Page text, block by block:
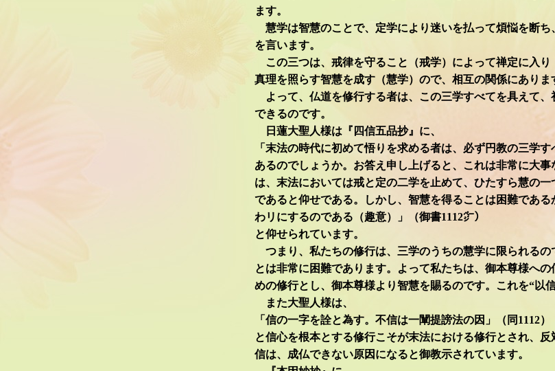
ます。
慧学は智慧のことで、定学により迷いを払って煩悩を断ち
を言います。
この三つは、戒律を守ること（戒学）によって禅定に入り
真理を照らす智慧を成す（慧学）ので、相互の関係にありま
よって、仏道を修行する者は、この三学すべてを具えて、
できるのです。
日蓮大聖人様は『四信五品抄』に、
「末法の時代に初めて悟りを求める者は、必ず円教の三学
あるのでしょうか。お答え申し上げると、これは非常に大
は、末法においては戒と定の二学を止めて、ひたすら慧の一
であると仰せである。しかし、智慧を得ることは困難であ
わリにするのである（趣意）」（御書1112㌻）
と仰せられています。
つまり、私たちの修行は、三学のうちの慧学に限られるの
とは非常に困難であります。よって私たちは、御本尊様へ
めの修行とし、御本尊様より智慧を賜るのです。これを“以
また大聖人様は、
「信の一字を詮と為す。不信は一闡提謗法の因」（同1112）
と信心を根本とする修行こそが末法における修行とされ、
信は、成仏できない原因になると御教示されています。